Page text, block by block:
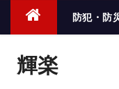
ッ
防犯・防
輝楽